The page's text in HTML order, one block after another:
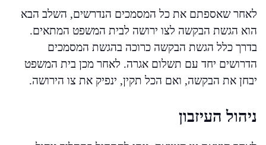
לאחר שאספתם את כל המסמכים הנדרשים, השלב הבא
הוא הגשת הבקשה לצו ירושה לבית המשפט המתאים.
בדרך כלל הגשת הבקשה כרוכה בהגשת המסמכים
הדרושים יחד עם תשלום אגרה. לאחר מכן בית המשפט
יבחן את הבקשה, ואם הכל תקין, ינפיק את צו הירושה.
ניהול העיזבון